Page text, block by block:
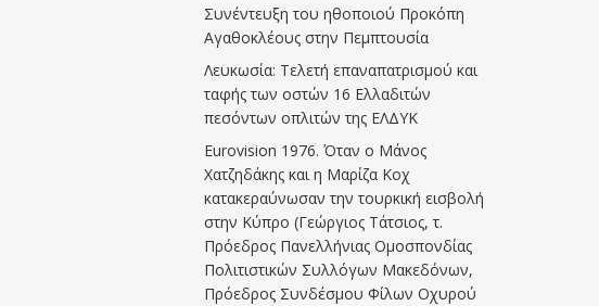
Συνέντευξη του ηθοποιού Προκόπη
Αγαθοκλέους στην Πεμπτουσία
Λευκωσία: Τελετή επαναπατρισμού και
ταφής των οστών 16 Ελλαδιτών
πεσόντων οπλιτών της ΕΛΔΥΚ
Eurovision 1976. Όταν ο Μάνος
Χατζηδάκης και η Μαρίζα Κοχ
κατακεραύνωσαν την τουρκική εισβολή
στην Κύπρο (Γεώργιος Τάτσιος, τ.
Πρόεδρος Πανελλήνιας Ομοσπονδίας
Πολιτιστικών Συλλόγων Μακεδόνων,
Πρόεδρος Συνδέσμου Φίλων Οχυρού